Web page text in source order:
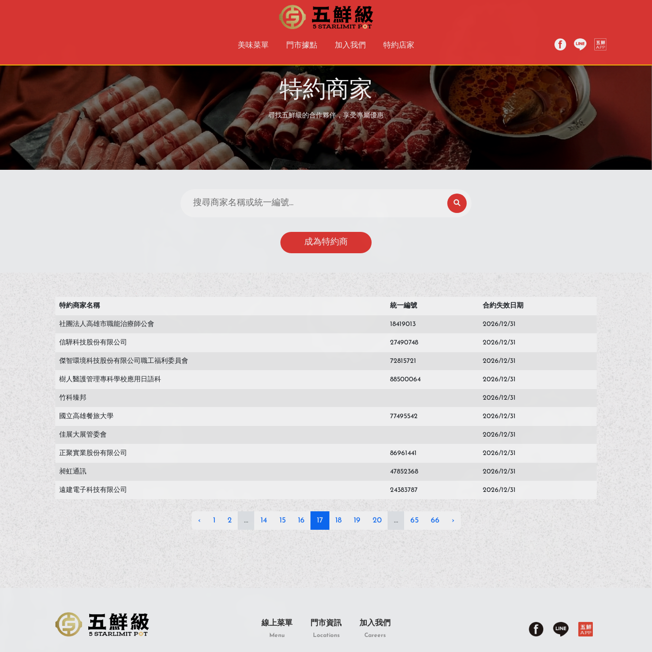
美味菜單 門市據點 加入我們 特約店家
特約商家
尋找五鮮級的合作夥伴，享受專屬優惠
成為特約商
特約商家名稱 統一編號 合約失效日期
社團法人高雄市職能治療師公會 18419013 2026/12/31
信驊科技股份有限公司 27490748 2026/12/31
傑智環境科技股份有限公司職工福利委員會 72815721 2026/12/31
樹人醫護管理專科學校應用日語科 88500064 2026/12/31
竹科臻邦 2026/12/31
國立高雄餐旅大學 77495542 2026/12/31
佳展大展管委會 2026/12/31
正聚實業股份有限公司 86961441 2026/12/31
昶虹通訊 47852368 2026/12/31
遠建電子科技有限公司 24383787 2026/12/31
‹ 1 2 ... 14 15 16 17 18 19 20 ... 65 66 ›
線上菜單
Menu
門市資訊
Locations
加入我們
Careers